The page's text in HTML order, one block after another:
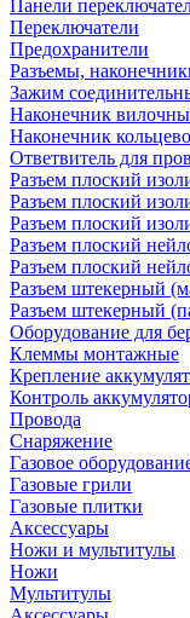
Панели
Переключатели
Предохранители
Разъемы,
Зажим
Наконечник
Наконечник
Ответвитель для
Разъем плоский
Разъем плоский
Разъем плоский
Разъем плоский
Разъем плоский
Разъем штекерный
Разъем штекерный
Оборудование для
Клеммы монтажные
Крепление
Контроль
Провода
Снаряжение
Газовое
Газовые грили
Газовые плитки
Аксессуары
Ножи и мультитулы
Ножи
Мультитулы